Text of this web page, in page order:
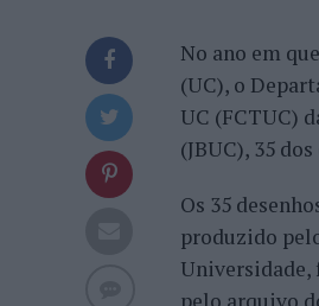
No ano em
(UC), o
UC (FCTUC)
(JBUC), 35
Os 35
produzido
Universidade,